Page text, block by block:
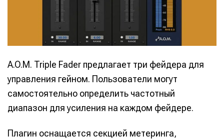
A.O.M. Triple Fader предлагает три фейдера для
управления гейном. Пользователи могут
самостоятельно определить частотный
диапазон для усиления на каждом фейдере.
Плагин оснащается секцией метеринга,